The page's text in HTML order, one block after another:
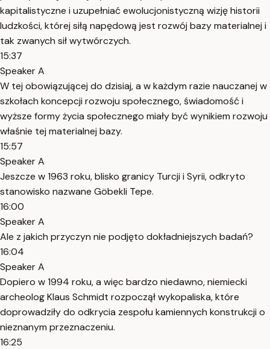
kapitalistyczne i uzupełniać ewolucjonistyczną wizję historii
ludzkości, której siłą napędową jest rozwój bazy materialnej i
tak zwanych sił wytwórczych.
15:37
Speaker A
W tej obowiązującej do dzisiaj, a w każdym razie nauczanej w
szkołach koncepcji rozwoju społecznego, świadomość i
wyższe formy życia społecznego miały być wynikiem rozwoju
właśnie tej materialnej bazy.
15:57
Speaker A
Jeszcze w 1963 roku, blisko granicy Turcji i Syrii, odkryto
stanowisko nazwane Göbekli Tepe.
16:00
Speaker A
Ale z jakich przyczyn nie podjęto dokładniejszych badań?
16:04
Speaker A
Dopiero w 1994 roku, a więc bardzo niedawno, niemiecki
archeolog Klaus Schmidt rozpoczął wykopaliska, które
doprowadziły do odkrycia zespołu kamiennych konstrukcji o
nieznanym przeznaczeniu.
16:25